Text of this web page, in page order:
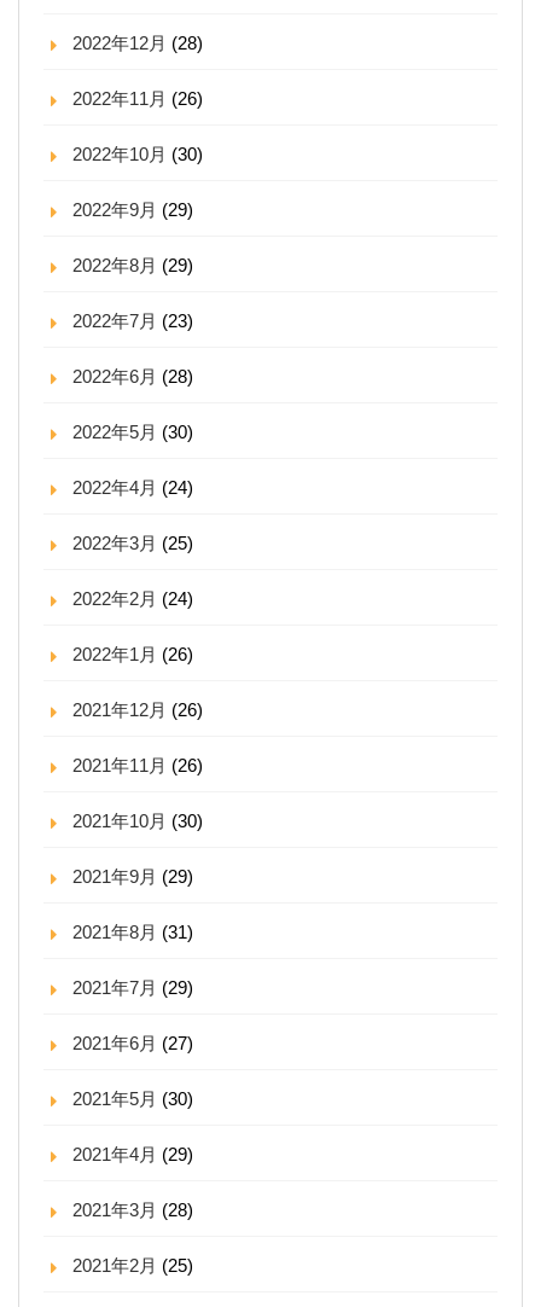
2022年12月 (28)
2022年11月 (26)
2022年10月 (30)
2022年9月 (29)
2022年8月 (29)
2022年7月 (23)
2022年6月 (28)
2022年5月 (30)
2022年4月 (24)
2022年3月 (25)
2022年2月 (24)
2022年1月 (26)
2021年12月 (26)
2021年11月 (26)
2021年10月 (30)
2021年9月 (29)
2021年8月 (31)
2021年7月 (29)
2021年6月 (27)
2021年5月 (30)
2021年4月 (29)
2021年3月 (28)
2021年2月 (25)